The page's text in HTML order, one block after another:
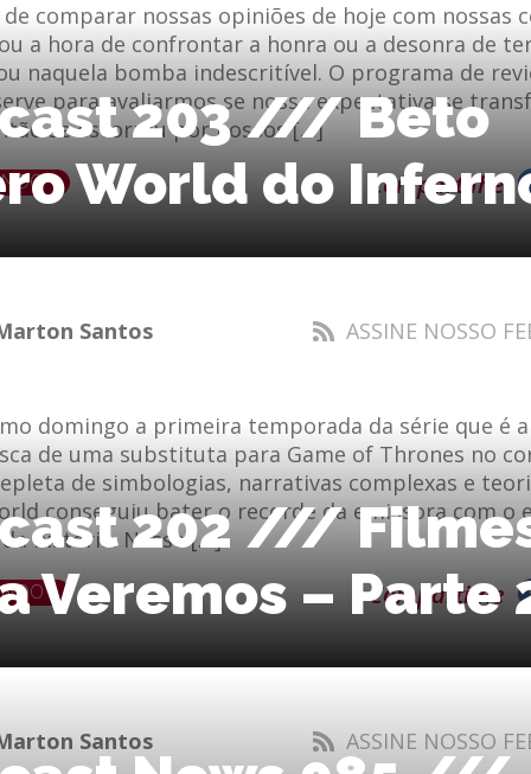
comparar nossas opiniões de hoje com nossas
a hora de confrontar a honra ou a desonra de
naquela bomba indescritível. O programa de
para avaliarmos se nossa expectativa se
se escorreu por nossos […]
Compartilhe
203 /// Beto
World do
Santos ASSINE NOSSO
domingo a primeira temporada da série que é
de uma substituta para Game of Thrones no
de simbologias, narrativas complexas e
conseguiu bater o recorde da emissora com o
história. Nesse […]
Compartilhe
202 ///
Veremos – Parte
Santos ASSINE NOSSO